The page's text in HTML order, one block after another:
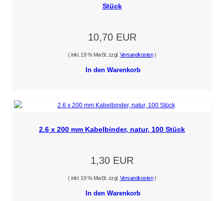
Stück
10,70 EUR
( inkl. 19 % MwSt. zzgl. Versandkosten)
In den Warenkorb
2.6 x 200 mm Kabelbinder, natur, 100 Stück
1,30 EUR
( inkl. 19 % MwSt. zzgl. Versandkosten)
In den Warenkorb